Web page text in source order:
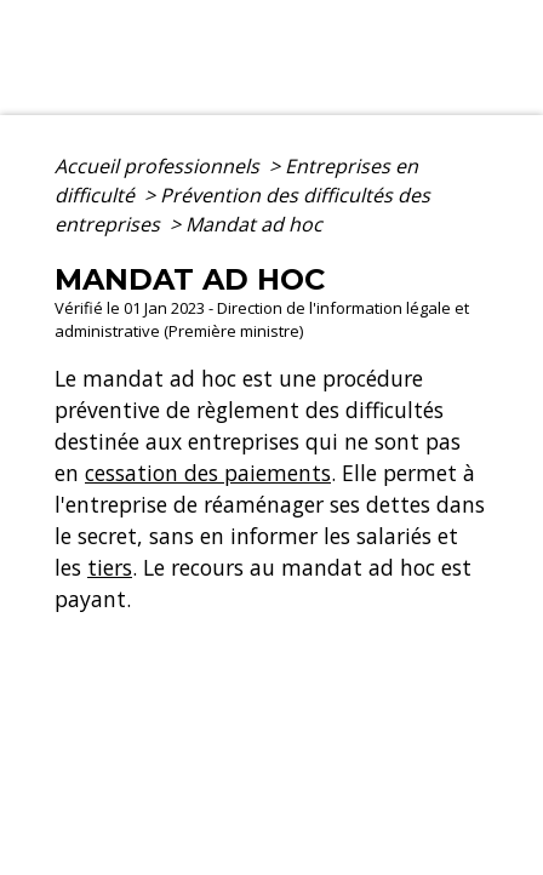
Accueil professionnels > Entreprises en
difficulté > Prévention des difficultés des
entreprises > Mandat ad hoc
MANDAT AD HOC
Vérifié le 01 Jan 2023 - Direction de l'information légale et
administrative (Première ministre)
Le mandat ad hoc est une procédure
préventive de règlement des difficultés
destinée aux entreprises qui ne sont pas
en cessation des paiements. Elle permet à
l'entreprise de réaménager ses dettes dans
le secret, sans en informer les salariés et
les tiers. Le recours au mandat ad hoc est
payant.